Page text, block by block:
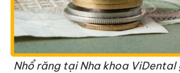
Nhổ răng tại Nha khoa